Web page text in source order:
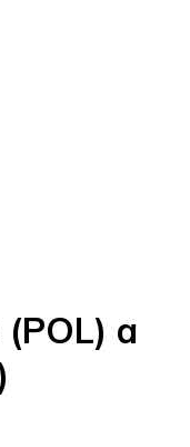
(POL) a